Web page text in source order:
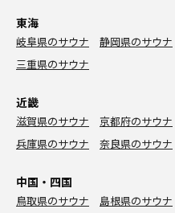
東海
岐阜県のサウナ 静岡県のサウナ
三重県のサウナ
近畿
滋賀県のサウナ 京都府のサウナ
兵庫県のサウナ
奈良県のサウナ
中国・四国
鳥取県のサウナ 島根県のサウナ